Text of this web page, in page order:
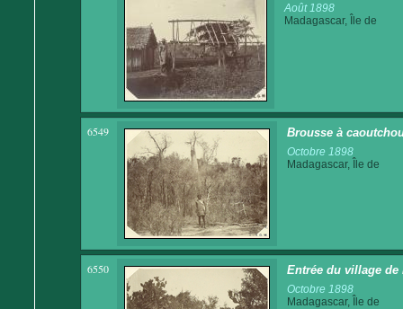
Août 1898
Madagascar, Île de
6549 Brousse à
Octobre 1898
Madagascar, Île de
6550 Entrée du village de
Octobre 1898
Madagascar, Île de